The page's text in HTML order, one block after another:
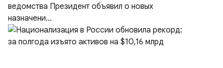
обороны и группировок войск
ведомства Президент объявил о новых
назначени...